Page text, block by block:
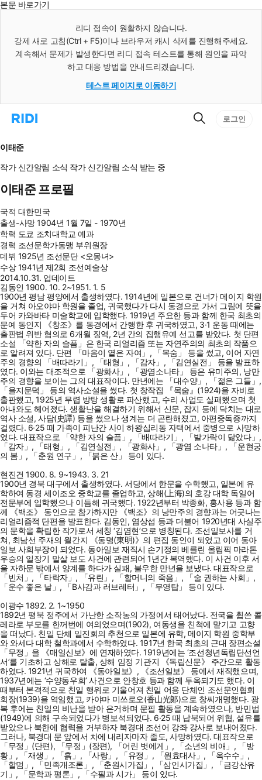
본문 바로가기
리디 접속이 원활하지 않습니다.
강제 새로 고침(Ctrl + F5)이나 브라우저 캐시 삭제를 진행해주세요.
계속해서 문제가 발생한다면 리디 접속 테스트를 통해 원인을 파악
하고 대응 방법을 안내드리겠습니다.
테스트 페이지로 이동하기
리
으
로
이
동
검
로그인
이태준
작가 신간알림 소식 작가 신간알림 소식 받는 중
이태준 프로필
국적 대한민국
출생-사망1904년 1월 7일 - 1970년
학력 도쿄 조치대학교 예과
경력 조선문학가동맹 부위원장
데뷔 1925년 조선문단 <오몽녀>
수상 1941년 제2회 조선예술상
2014.10.31. 업데이트
김동인 1900. 10. 2~1951. 1. 5
1900년 평남 평양에서 출생하였다. 1914년에 일본으로 건너가 메이지 학원
을 거쳐 아오야마 학원을 졸업, 귀국했다가 다시 동경으로 가서 그림에 뜻을
두어 카와바타 미술학교에 입학했다. 1919년 주요한 등과 함께 한국 최초의
문예 동인지 《창조》를 동경에서 간행한 후 귀국하였고, 3·1 운동 때에는
출판법 위반 혐의로 6개월 징역, 2년 간의 집행유예 선고를 받았다. 첫 단편
소설 「약한 자의 슬픔」은 한국 리얼리즘 또는 자연주의의 최초의 작품으
로 알려져 있다. 단편 「마음이 옅은 자여」, 「목숨」 등을 썼고, 이어 자연
주의 경향의 「배따라기」, 「태형」, 「감자」, 「김연실전」 등을 발표하
였다. 이와는 대조적으로 「광화사」, 「광염소나타」 등은 유미주의, 낭만
주의 경향을 보이는 그의 대표작이다. 만년에는 「대수양」, 「젊은 그들」,
「을지문덕」 등의 역사소설을 썼다. 첫 창작집 『목숨』(1924)을 자비로
출판했고, 1925년 무렵 방탕 생활로 파산했고, 수리 사업도 실패했으며 첫
아내와도 헤어졌다. 생활난을 해결하기 위해서 신문, 잡지 등에 닥치는 대로
역사 소설, 사담(史譚) 등을 썼으나 생계는 더 곤란해졌고, 아편중독증까지
걸렸다. 6·25 때 가족이 피난간 사이 하왕십리동 자택에서 중병으로 사망하
였다. 대표작으로 「약한 자의 슬픔」, 「배따라기」, 「발가락이 닮았다」,
「감자」, 「태형」, 「김연실전」, 「광화사」, 「광염 소나타」, 「운현궁
의 봄」, 「춘원 연구」, 「붉은 산」 등이 있다.
현진건 1900. 8. 9~1943. 3. 21
1900년 경북 대구에서 출생하였다. 서당에서 한문을 수학했고, 일본에 유
학하여 동경 세이조오 중학교를 졸업하고, 상해(上海)의 호강 대학 독일어
전문부에 입학했으나 이듬해 귀국했다. 1922년부터 박종화, 홍사용 등과 함
께 《백조》 동인으로 참가하지만 《백조》의 낭만주의 경향과는 어긋나는
리얼리즘적 단편을 발표한다. 김동인, 염상섭 등과 더불어 1920년대 사실주
의 문학을 확립한 작가로서 세칭 ‘김염현’으로 병칭된다. 조선일보사를 거
쳐, 최남선 주재의 월간지 《동명(東明)》의 편집 동인이 되었고 이어 동아
일보 사회부장이 되었다. 동아일보 재직시 손기정의 베를린 올림픽 마라톤
우승의 일장기 말살 보도 사건에 관련되어 1년간 복역했다. 이 사건 이후 서
울 자하문 밖에서 양계를 하다가 실패, 불우한 만년을 보냈다. 대표작으로
「빈처」, 「타락자」, 「유린」, 「할머니의 죽음」, 「술 권하는 사회」,
「운수 좋은 날」, 「B사감과 러브레터」, 「무영탑」 등이 있다.
이광수 1892. 2. 1~1950
1892년 평북 정주에서 가난한 소작농의 가정에서 태어났다. 전국을 휩쓴 콜
레라로 부모를 한꺼번에 여의었으며(1902), 여동생을 친척에 맡기고 고향
을 떠났다. 친일 단체 일진회의 추천으로 일본에 유학, 메이지 학원 중학부
와 와세다 대학 철학과에서 수학하였다. 1917년 한국 최초의 근대 장편소설
「무정」을 《매일신보》에 연재하였다. 1919년에는 ‘조선청년독립단선언
서’를 기초하고 상해로 탈출, 상해 임정 기관지 《독립신문》 주간으로 활동
하였다. 1921년 귀국하여 《동아일보》, 《조선일보》 등에서 재직했으며,
1937년에는 ‘수양동우회’ 사건으로 안창호 등과 함께 투옥되기도 했다. 이
때부터 본격적으로 친일 행위로 기울어져 친일 어용 단체인 조선문인협회
회장(1939)을 역임했고, 카야마 미쓰로오(香山光郞)으로 창씨개명했다. 광
복 후에는 친일의 비난을 받아 은거하며 문필 활동을 계속하였으나, 반민법
(1949)에 의해 구속되었다가 병보석되었다. 6·25 때 납북되어 위협, 설유를
받았으나 북한에 협력을 거부하자 북경대 조선어 강좌 강사로 보내어졌다.
그러나, 북경대 문 앞에서 차에 내리자마자 졸도, 사망하였다. 대표작으로
「무정」(단편), 「무정」(장편), 「어린 벗에게」, 「소년의 비애」, 「방
황」, 「재생」, 「흙」, 「사랑」, 「유정」, 「원효대사」, 「옥수수」,
「할멈」, 「민족개조론」, 「춘원시가집」, 「삼인시가집」, 「금강산유
기」, 「문학과 평론」, 「수필과 시가」 등이 있다.